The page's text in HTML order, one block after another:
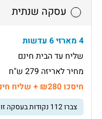
עסקה שנתית
4 מארזי 6 עדשות
שליח עד הבית חינם
מחיר לאריזה 279 ש"ח
חיסכו ₪280 + שליח חינם
צברו112 נקודות בעסקה זו